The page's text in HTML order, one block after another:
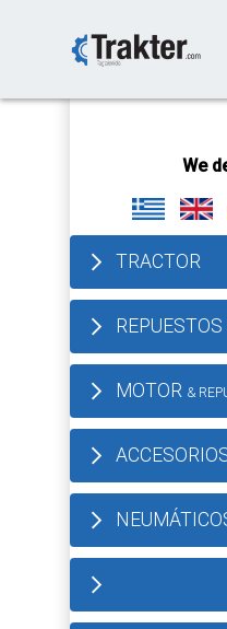
We deliver
TRACTOR
REPUESTOS
MOTOR &